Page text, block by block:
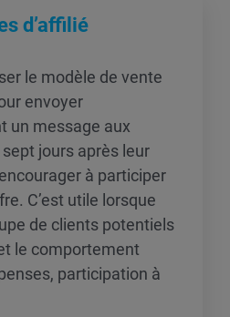
d’affilié
le modèle de vente
envoyer
un message aux
jours après leur
à participer
C’est utile lorsque
de clients potentiels
le comportement
participation à